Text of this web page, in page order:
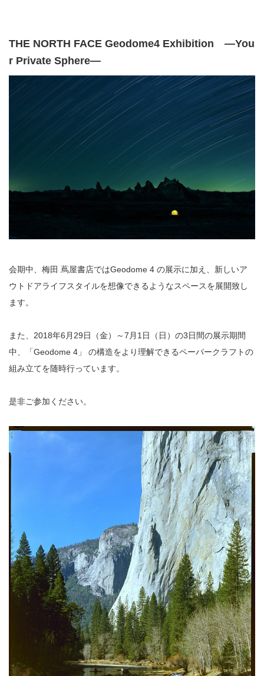
THE NORTH FACE Geodome4 Exhibition ―You
r Private Sphere―
会期中、梅田 蔦屋書店ではGeodome 4 の展示に加え、新しいア
ウトドアライフスタイルを想像できるようなスペースを展開致し
ます。
また、2018年6月29日（金）～7月 1日（日）の3日間の展示期間
中、「Geodome 4 」 の構造をより理解できるペーパークラフトの
組み立てを随時行っています。
是非ご参加ください。